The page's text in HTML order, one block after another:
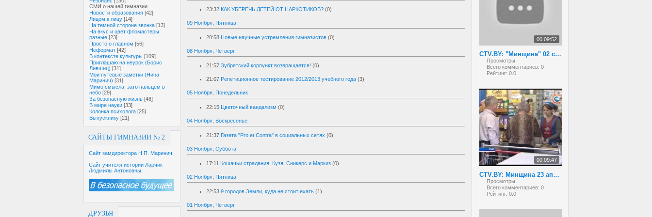
СМИ о нашей гимназии
Новости образования [42]
Лицом к лицу [14]
На темной стороне звонка [13]
На вкус и цвет фломастеры
разные [23]
Просто о главном [56]
Неформат [42]
В контексте культуры [109]
Приглашаю на неурок (Борис
Лившиц) [31]
Мои путевые заметки (Нина
Маринич) [31]
Мимо смысла, зато пальцем в
небо [29]
За безопасную жизнь [48]
В мире науки [33]
Колонка психолога [25]
Выпускнику [21]
САЙТЫ ГИМНАЗИИ № 2
Сайт замдиректора Н.П. Маринич
Сайт учителя истории Ларчик
Людмилы Антоновны
ДРУЗЬЯ
00:09:52
CTV.BY: "Минщина" 02 сентября 2013 года
Просмотры:
Всего комментариев: 0
Рейтинг: 0.0
00:09:47
CTV.BY: Минщина 23 апреля 2013
Просмотры:
Всего комментариев: 0
Рейтинг: 0.0
23:32 КАК УБЕРЕЧЬ ДЕТЕЙ ОТ НАРКОТИКОВ? (0)
09 Ноября, Пятница
20:58 Новые научные устремления гимназистов (0)
08 Ноября, Четверг
21:57 Зубрятский корпункт возвращается! (0)
21:07 Репетиционное тестирование 2012/2013 учебного года (3)
05 Ноября, Понедельник
22:15 Цветочный вандализм (0)
04 Ноября, Воскресенье
21:37 Газета "Pro et Contra" в социальных сетях (0)
03 Ноября, Суббота
17:11 Кошачьи страдания: Кузя, Сникерс и Маркиз (0)
02 Ноября, Пятница
22:53 9 городов Земли, куда не стоит ехать (1)
01 Ноября, Четверг